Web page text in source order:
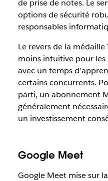
de prise de notes. Le
options de sécurité
responsables
Le revers de la médaille
moins intuitive pour
avec un temps
certains concurrents.
parti, un abonnement
généralement
un investissement
Google Meet
Google Meet mise sur